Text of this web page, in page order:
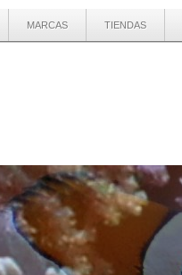
MARCAS TIENDAS